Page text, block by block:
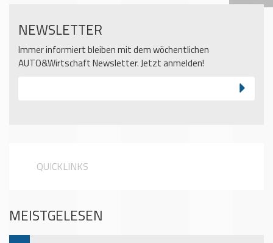
NEWSLETTER
Immer informiert bleiben mit dem wöchentlichen
AUTO&Wirtschaft Newsletter. Jetzt anmelden!
QUICKLINKS
MEISTGELESEN